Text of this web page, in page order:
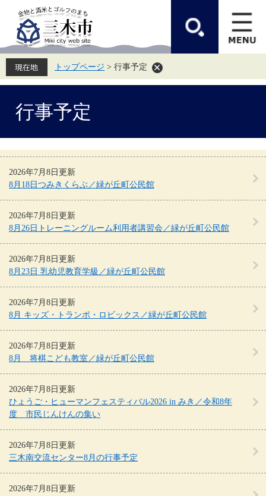
先
頭
す。
を
飛
し
トップページ > 行事予定
行事予定
2026年7月8日更新
8月18日つみきくらぶ／緑が丘町公民館
2026年7月8日更新
8月26日トレーニングルーム利用者講習会／緑が丘町公民館
2026年7月8日更新
8月23日 乳幼児教育学級／緑が丘町公民館
2026年7月8日更新
8月 キッズ・トランポ・ロビックス／緑が丘町公民館
2026年7月8日更新
8月 将棋こども教室／緑が丘町公民館
2026年7月8日更新
ひょうご・ヒューマンフェスティバル2026 in みき／令和8年
度 市民じんけんの集い
2026年7月8日更新
三木南交流センター8月の行事予定
2026年7月8日更新